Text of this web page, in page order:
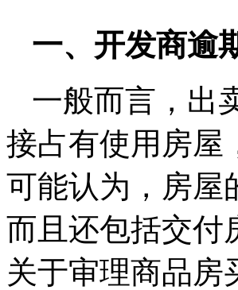
一、开发商逾
一般而言，出
接占有使用房屋
可能认为，房屋
而且还包括交付
关于审理商品房